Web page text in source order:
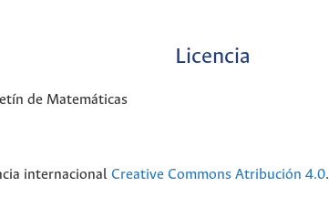
Licencia
de Matemáticas
internacional Creative Commons Atribución 4.0.